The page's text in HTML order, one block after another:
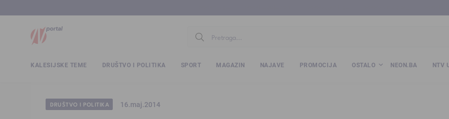
KALESIJSKE TEME DRUŠTVO I POLITIKA SPORT MAGAZIN NAJAVE PROMOCIJA OSTALO NEON.BA NTV
DRUŠTVO I POLITIKA 16.maj.2014